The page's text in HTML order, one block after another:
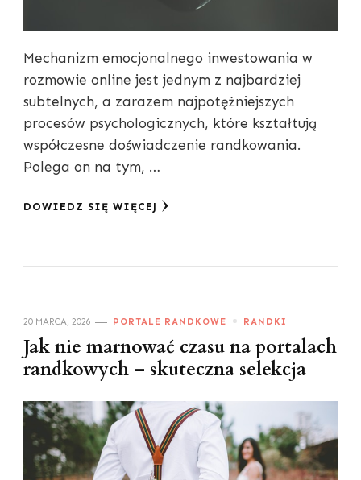
Mechanizm emocjonalnego inwestowania w
rozmowie online jest jednym z najbardziej
subtelnych, a zarazem najpotężniejszych
procesów psychologicznych, które kształtują
współczesne doświadczenie randkowania.
Polega on na tym, …
DOWIEDZ SIĘ WIĘCEJ
20 MARCA, 2026 PORTALE RANDKOWE RANDKI
Jak nie marnować czasu na portalach
randkowych – skuteczna selekcja